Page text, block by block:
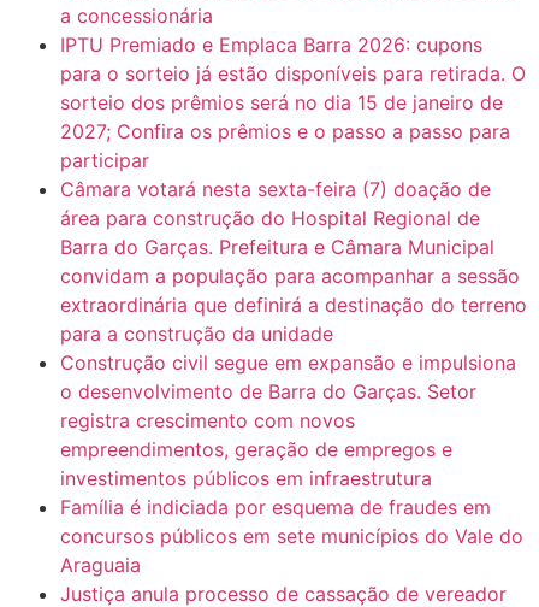
a concessionária
IPTU Premiado e Emplaca Barra 2026: cupons
para o sorteio já estão disponíveis para retirada. O
sorteio dos prêmios será no dia 15 de janeiro de
2027; Confira os prêmios e o passo a passo para
participar
Câmara votará nesta sexta-feira (7) doação de
área para construção do Hospital Regional de
Barra do Garças. Prefeitura e Câmara Municipal
convidam a população para acompanhar a sessão
extraordinária que definirá a destinação do terreno
para a construção da unidade
Construção civil segue em expansão e impulsiona
o desenvolvimento de Barra do Garças. Setor
registra crescimento com novos
empreendimentos, geração de empregos e
investimentos públicos em infraestrutura
Família é indiciada por esquema de fraudes em
concursos públicos em sete municípios do Vale do
Araguaia
Justiça anula processo de cassação de vereador